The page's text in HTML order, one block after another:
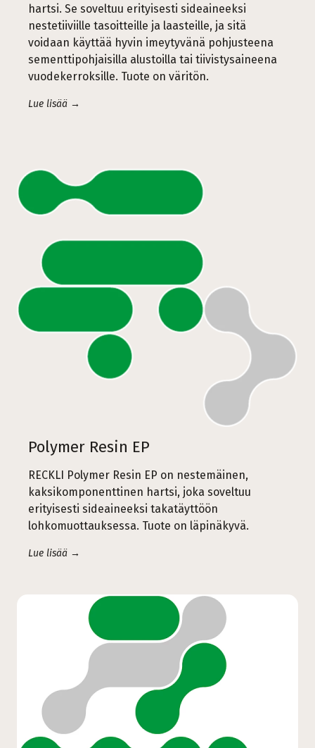
hartsi. Se soveltuu erityisesti sideaineeksi
nestetiiviille tasoitteille ja laasteille, ja sitä
voidaan käyttää hyvin imeytyvänä pohjusteena
sementtipohjaisilla alustoilla tai tiivistysaineena
vuodekerroksille. Tuote on väritön.
Lue lisää →
Polymer Resin EP
RECKLI Polymer Resin EP on nestemäinen,
kaksikomponenttinen hartsi, joka soveltuu
erityisesti sideaineeksi takatäyttöön
lohkomuottauksessa. Tuote on läpinäkyvä.
Lue lisää →